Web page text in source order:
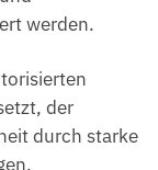
werden.
der
durch starke